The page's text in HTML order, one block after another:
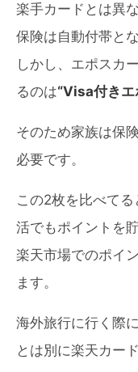
楽手カードとは異
保険は自動付帯とな
しかし、エポスカ
るのは“Visa付きエ
そのため家族は保
必要です。
この2枚を比べて
活でもポイントを
楽天市場でのポイ
ます。
海外旅行に行く際
とは別に楽天カー